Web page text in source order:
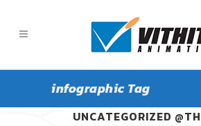
infographic Tag
ALL
PANGPOND
UNCATEGORIZED @TH